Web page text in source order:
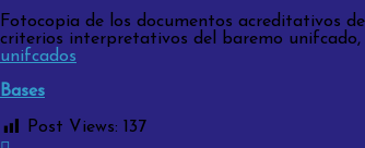
Fotocopia de los documentos acreditativos
criterios interpretativos del baremo unifcado,
unifcados
Bases
Post Views: 137